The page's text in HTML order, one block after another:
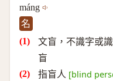
máng
名
文盲，不識字或
盲
指盲人 [blind